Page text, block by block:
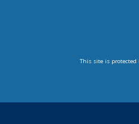
This site is protected